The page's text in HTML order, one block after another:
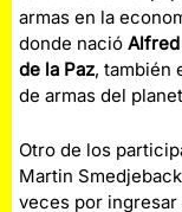
armas en la
donde nació
de la Paz, también
de armas del
Otro de los
Martin
veces por